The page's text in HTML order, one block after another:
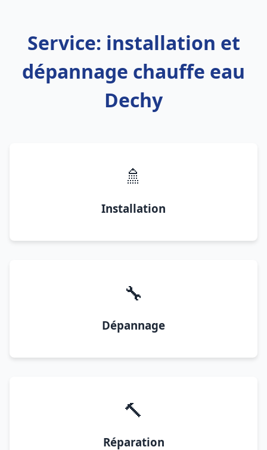
Service: installation et
dépannage chauffe eau
Dechy
🚿
Installation
🔧
Dépannage
🔨
Réparation